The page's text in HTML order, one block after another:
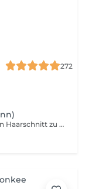
272
Achtung! Um einen qualitativ hochwertigen Haarschnitt zu gewährleisten, bieten wir keine Trockenhaarschnitte für langes Haar an.